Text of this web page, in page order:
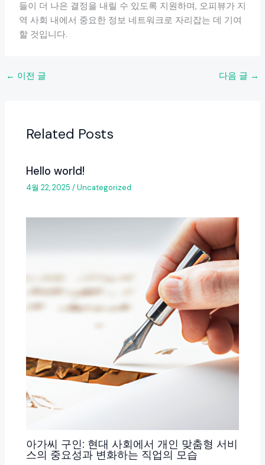
들이 더 나은 결정을 내릴 수 있도록 지원하며, 오피뷰가 지
역 사회 내에서 중요한 정보 네트워크로 자리잡는 데 기여
할 것입니다.
← 이전 글 다음 글 →
Related Posts
Hello world!
4월 22, 2025/Uncategorized
아가씨 구인: 현대 사회에서 개인 맞춤형 서비
스의 중요성과 변화하는 직업의 모습